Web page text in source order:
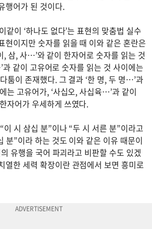
행어가 된 것이다.
같이 ‘하나도 없다’는 표현의 맞춤법 실수
현이지만 숫자를 읽을 때 이와 같은 혼란은
, 삼, 사…’와 같이 한자어로 숫자를 읽는 것
같이 고유어로 숫자를 읽는 것 사이에는
툼이 존재했다. 그 결과 ‘한 명, 두 명…’과
는 고유어가, ‘사십오, 사십육…’과 같이
자어가 우세하게 쓰였다.
이 시 삼십 분”이나 “두 시 서른 분”이라고
분”이라 하는 것도 이와 같은 이유 때문이
의 유행을 국어 파괴라고 비판할 수도 있겠
열한 세력 확장이란 관점에서 보면 흥미로